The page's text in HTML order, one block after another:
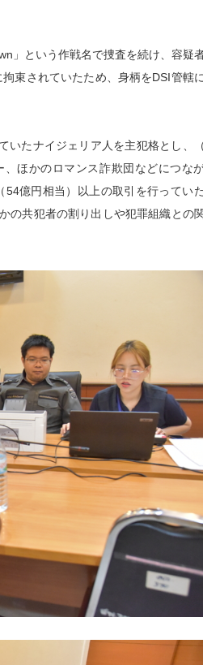
」という作戦名で捜査を続け、容疑
束されていたため、身柄をDSI管轄
いたナイジェリア人を主犯格とし、
ほかのロマンス詐欺団などにつな
億円相当）以上の取引を行っていた
の共犯者の割り出しや犯罪組織との